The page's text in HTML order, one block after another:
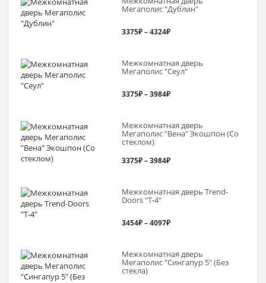
3375₽
Мегаполис "Дублин"
3375₽–4324₽Диапазон
3375₽
Межкомнатная дверь
Мегаполис "Сеул"
3375₽–3984₽Диапазон
3375₽
Межкомнатная дверь
Мегаполис "Вена" Экошпон (Со
стеклом)
3375₽–3984₽Диапазон
3375₽
Межкомнатная дверь Trend-
Doоrs "Т-4"
3454₽–4097₽Диапазон
3454₽
Межкомнатная дверь
Мегаполис "Сингапур 5" (Без
стекла)